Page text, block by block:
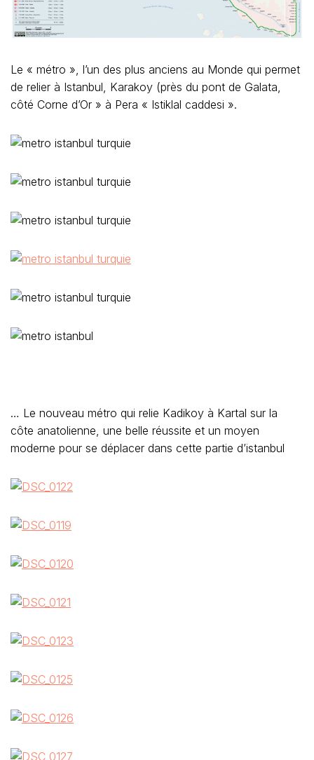
Le « métro », l’un des plus anciens au Monde qui permet
de relier à Istanbul, Karakoy (près du pont de Galata,
côté Corne d’Or » à Pera « Istiklal caddesi ».
… Le nouveau métro qui relie Kadikoy à Kartal sur la
côte anatolienne, une belle réussite et un moyen
moderne pour se déplacer dans cette partie d’istanbul